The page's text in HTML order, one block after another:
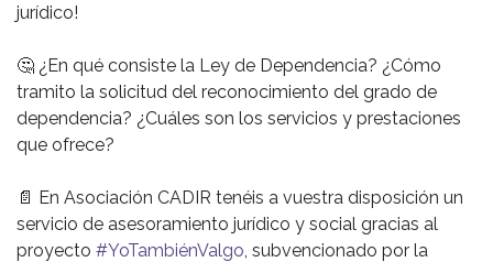
jurídico!
🤔 ¿En qué consiste la Ley de Dependencia? ¿Cómo
tramito la solicitud del reconocimiento del grado de
dependencia? ¿Cuáles son los servicios y prestaciones
que ofrece?
📄 En Asociación CADIR tenéis a vuestra disposición un
servicio de asesoramiento jurídico y social gracias al
proyecto #YoTambiénValgo , subvencionado por la